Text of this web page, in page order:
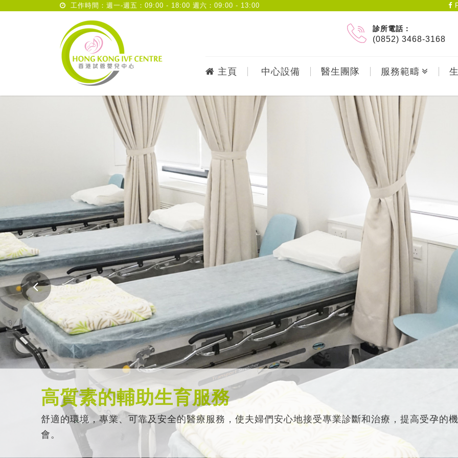
工作時間：週一-週五：09:00 - 18:00 週六：09:00 - 13:00
診所電話：
(0852) 3468-3168
主頁 中心設備 醫生團隊 服務範疇
高質素的輔助生育服務
舒適的環境，專業、可靠及安全的醫療服務，使夫婦們安心地接受專業診斷和治療，提高受孕的機
會。